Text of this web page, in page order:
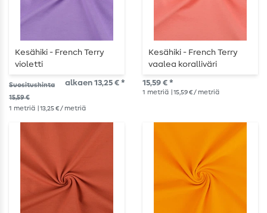
Kesähiki - French Terry
violetti
Suositushinta
15,59 €
alkaen 13,25 € *
1 metriä | 13,25 € / metriä
Kesähiki - French Terry
vaalea koralliväri
15,59 € *
1 metriä | 15,59 € / metriä